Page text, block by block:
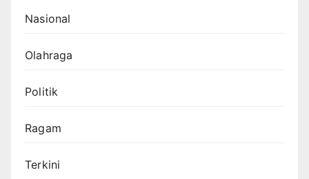
Nasional
Olahraga
Politik
Ragam
Terkini